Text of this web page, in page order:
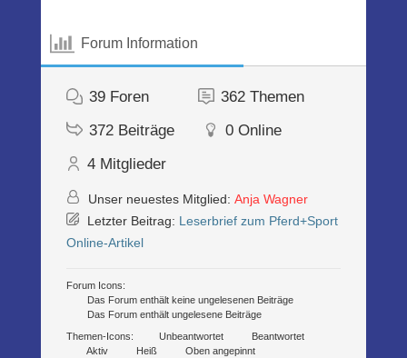
Forum Information
39 Foren 362 Themen
372 Beiträge 0 Online
4 Mitglieder
Unser neuestes Mitglied: Anja Wagner
Letzter Beitrag: Leserbrief zum Pferd+Sport
Online-Artikel
Forum Icons:
Das Forum enthält keine ungelesenen Beiträge
Das Forum enthält ungelesene Beiträge
Themen-Icons:
Unbeantwortet
Beantwortet
Aktiv
Heiß
Oben angepinnt